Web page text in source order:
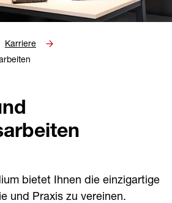
Karriere
bietet Ihnen die einzigartige
und Praxis zu vereinen.